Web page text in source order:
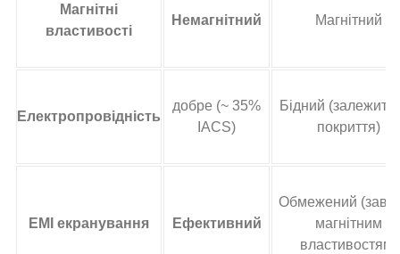
Магнітні
властивості
Немагнітний Магнітний
Електропровідність
добре (~ 35%
IACS)
Бідний (залежить
покриття)
EMI екранування Ефективний
Обмежений
магнітним
властивостям)